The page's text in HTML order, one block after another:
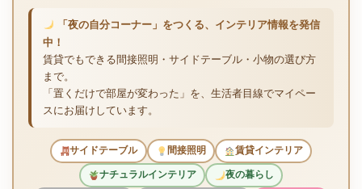
「夜の自分コーナー」をつくる、インテリア情報を発信
中！
賃貸でもできる間接照明・サイドテーブル・小物の選び方
まで。
「置くだけで部屋が変わった」を、生活者目線でマイペー
スにお届けしています。
サイドテーブル 間接照明 賃貸インテリア
ナチュラルインテリア 夜の暮らし